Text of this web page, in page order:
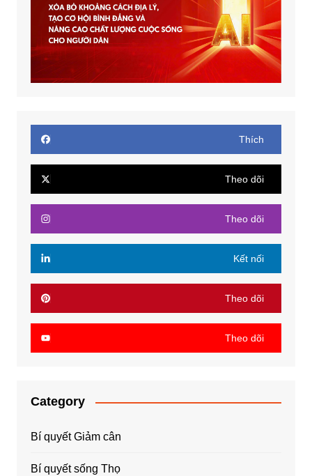
Thích
Theo dõi
Theo dõi
Kết nối
Theo dõi
Theo dõi
Category
Bí quyết Giảm cân
Bí quyết sống Thọ